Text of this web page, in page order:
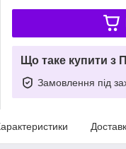
Що таке купити з
Замовлення під